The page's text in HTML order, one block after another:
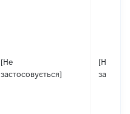
[Не
застосовується]
[Не